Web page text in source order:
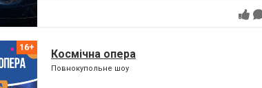
Космічна опера
Повнокупольне шоу